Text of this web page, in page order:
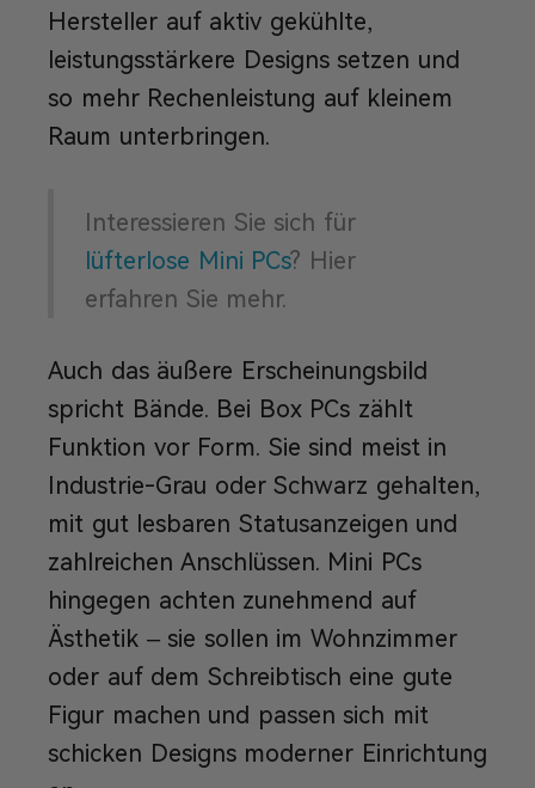
Hersteller auf aktiv gekühlte,
leistungsstärkere Designs setzen und
so mehr Rechenleistung auf kleinem
Raum unterbringen.
Interessieren Sie sich für
lüfterlose Mini PCs? Hier
erfahren Sie mehr.
Auch das äußere Erscheinungsbild
spricht Bände. Bei Box PCs zählt
Funktion vor Form. Sie sind meist in
Industrie-Grau oder Schwarz gehalten,
mit gut lesbaren Statusanzeigen und
zahlreichen Anschlüssen. Mini PCs
hingegen achten zunehmend auf
Ästhetik – sie sollen im Wohnzimmer
oder auf dem Schreibtisch eine gute
Figur machen und passen sich mit
schicken Designs moderner Einrichtung